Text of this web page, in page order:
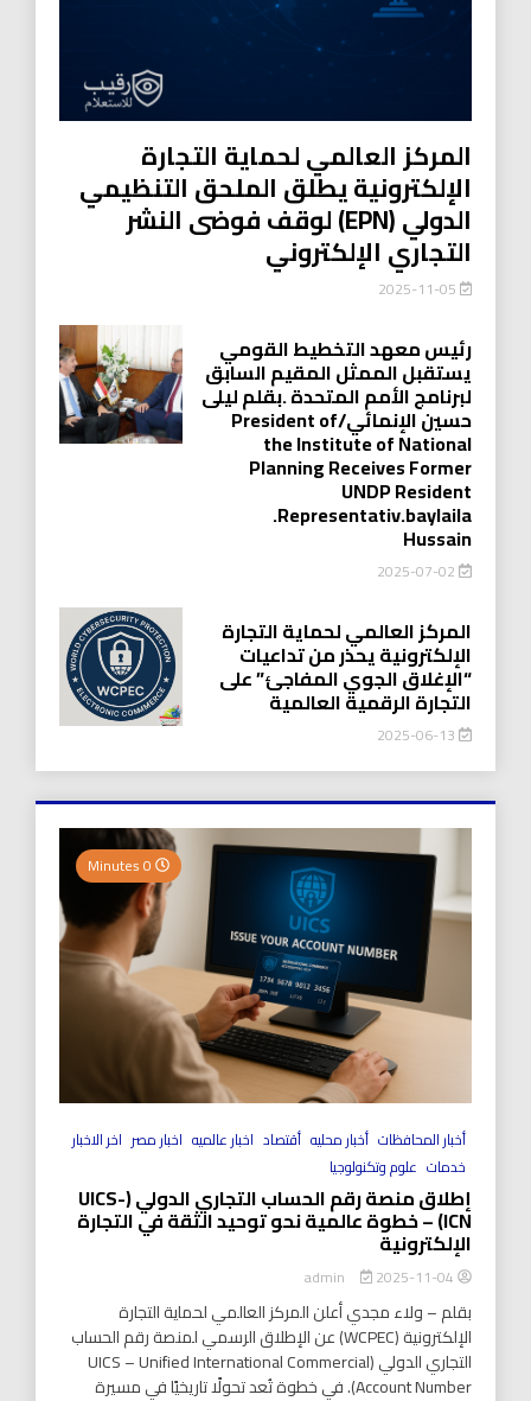
المركز العالمي لحماية التجارة
الإلكترونية يطلق الملحق التنظيمي
الدولي (EPN) لوقف فوضى النشر
التجاري الإلكتروني
رئيس معهد التخطيط القومي
يستقبل الممثل المقيم السابق
لبرنامج الأمم المتحدة .بقلم ليلى
حسين الإنمائي/President of
the Institute of National
Planning Receives Former
UNDP Resident
.Representativ.baylaila
Hussain
2025-07-02
المركز العالمي لحماية التجارة
الإلكترونية يحذر من تداعيات
“الإغلاق الجوي المفاجئ” على
التجارة الرقمية العالمية
2025-06-13
أخبار المحافظات أخبار محليه أقتصاد اخبار عالميه اخبار مصر اخر الاخبار
خدمات علوم وتكنولوجيا
إطلاق منصة رقم الحساب التجاري الدولي (UICS-
ICN) – خطوة عالمية نحو توحيد الثقة في التجارة
الإلكترونية
2025-11-04
بقلم – ولاء مجدي أعلن المركز العالمي لحماية التجارة
الإلكترونية (WCPEC) عن الإطلاق الرسمي لمنصة رقم الحساب
التجاري الدولي (UICS – Unified International Commercial
Account Number). في خطوة تُعد تحولًا تاريخيًا في مسيرة